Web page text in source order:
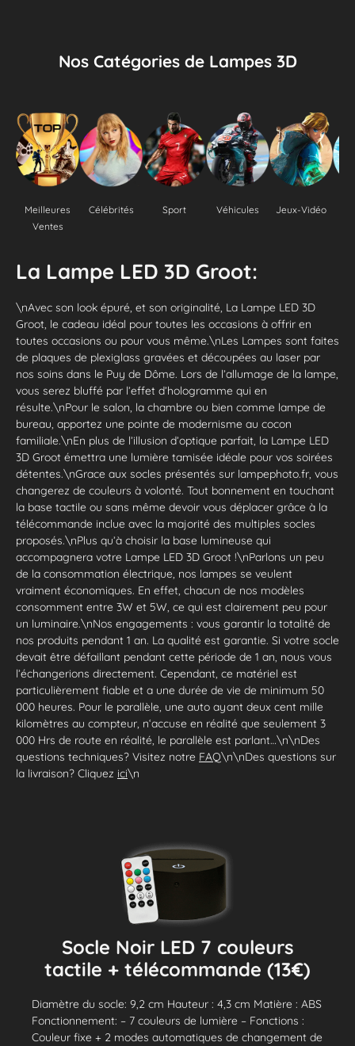
Nos Catégories de Lampes 3D
Meilleures
Ventes
Célébrités Sport Véhicules Jeux-Vidéo
La Lampe LED 3D Groot:
\nAvec son look épuré, et son originalité, La Lampe LED 3D
Groot, le cadeau idéal pour toutes les occasions à offrir en
toutes occasions ou pour vous même.\nLes Lampes sont faites
de plaques de plexiglass gravées et découpées au laser par
nos soins dans le Puy de Dôme. Lors de l’allumage de la lampe,
vous serez bluffé par l’effet d’hologramme qui en
résulte.\nPour le salon, la chambre ou bien comme lampe de
bureau, apportez une pointe de modernisme au cocon
familiale.\nEn plus de l’illusion d’optique parfait, la Lampe LED
3D Groot émettra une lumière tamisée idéale pour vos soirées
détentes.\nGrace aux socles présentés sur lampephoto.fr, vous
changerez de couleurs à volonté. Tout bonnement en touchant
la base tactile ou sans même devoir vous déplacer grâce à la
télécommande inclue avec la majorité des multiples socles
proposés.\nPlus qu’à choisir la base lumineuse qui
accompagnera votre Lampe LED 3D Groot !\nParlons un peu
de la consommation électrique, nos lampes se veulent
vraiment économiques. En effet, chacun de nos modèles
consomment entre 3W et 5W, ce qui est clairement peu pour
un luminaire.\nNos engagements : vous garantir la totalité de
nos produits pendant 1 an. La qualité est garantie. Si votre socle
devait être défaillant pendant cette période de 1 an, nous vous
l’échangerions directement. Cependant, ce matériel est
particulièrement fiable et a une durée de vie de minimum 50
000 heures. Pour le parallèle, une auto ayant deux cent mille
kilomètres au compteur, n‘accuse en réalité que seulement 3
000 Hrs de route en réalité, le parallèle est parlant…\n\nDes
questions techniques? Visitez notre FAQ\n\nDes questions sur
la livraison? Cliquez ici\n
Socle Noir LED 7 couleurs
tactile + télécommande (13€)
Diamètre du socle: 9,2 cm Hauteur : 4,3 cm Matière : ABS
Fonctionnement: – 7 couleurs de lumière – Fonctions :
Couleur fixe + 2 modes automatiques de changement de